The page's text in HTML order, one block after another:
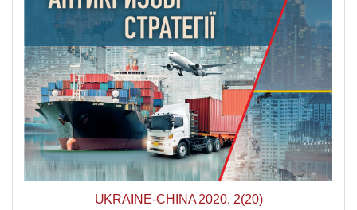
UKRAINE-CHINA 2020, 2(20)